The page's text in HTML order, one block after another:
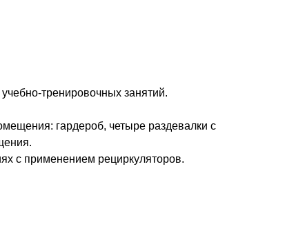
тренировочных занятий.
гардероб, четыре раздевалки с
с применением рециркуляторов.